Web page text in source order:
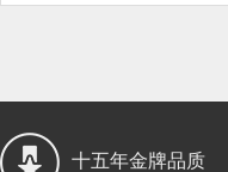
十五年金牌品质